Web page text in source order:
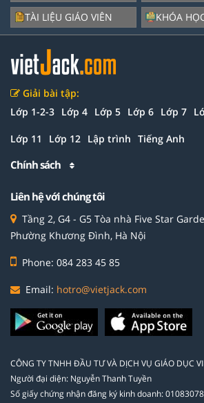
TÀI LIỆU GIÁO VIÊN
KHÓA
Giải bài tập:
Lớp 1-2-3 Lớp 4 Lớp 5 Lớp 6 Lớp 7
Lớp 11 Lớp 12 Lập trình Tiếng Anh
Chính sách
Liên hệ với chúng tôi
Tầng 2, G4 - G5 Tòa nhà Five Star
Phường Khương Đình, Hà Nội
Phone: 084 283 45 85
Email: hotro@vietjack.com
CÔNG TY TNHH ĐẦU TƯ VÀ DỊCH VỤ GIÁO DỤC
Người đại diện: Nguyễn Thanh Tuyền
Số giấy chứng nhận đăng ký kinh doanh: